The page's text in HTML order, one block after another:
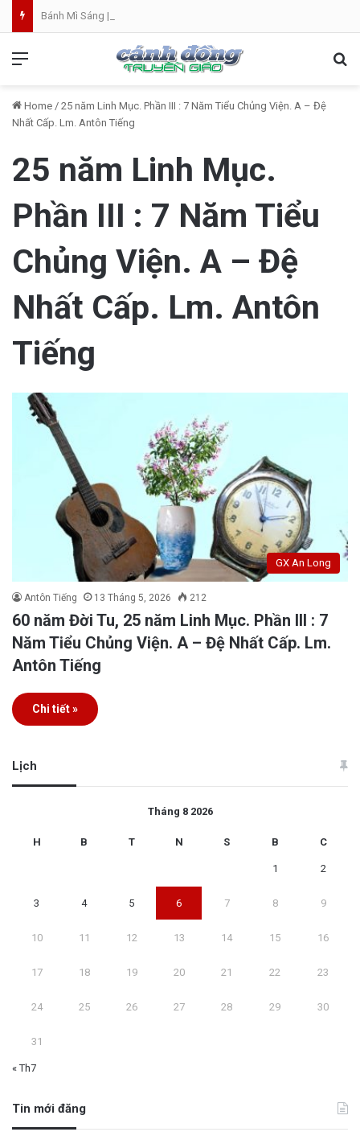
Home / 25 năm Linh Mục. Phần III : 7 Năm Tiểu Chủng Viện. A – Đệ
Nhất Cấp. Lm. Antôn Tiếng
25 năm Linh Mục.
Phần III : 7 Năm Tiểu
Chủng Viện. A – Đệ
Nhất Cấp. Lm. Antôn
Tiếng
GX An Long
Antôn Tiếng 13 Tháng 5, 2026 212
60 năm Đời Tu, 25 năm Linh Mục. Phần III : 7
Năm Tiểu Chủng Viện. A – Đệ Nhất Cấp. Lm.
Antôn Tiếng
Chi tiết »
Lịch
Tháng 8 2026
H B T N S B C
1 2
3 4 5 6 7 8 9
10 11 12 13 14 15 16
17 18 19 20 21 22 23
24 25 26 27 28 29 30
31
« Th7
Tin mới đăng